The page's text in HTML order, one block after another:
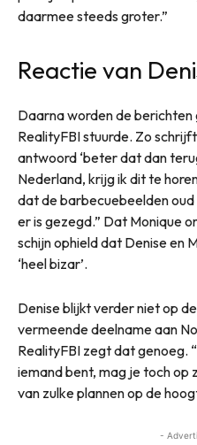
daarmee steeds groter.”
Reactie van
Daarna worden de
RealityFBI stuurde. Zo
antwoord ‘beter dat dan
Nederland, krijg ik dit te
dat de barbecuebeelden
er is gezegd.” Dat Monique
schijn ophield dat Denise en
‘heel bizar’.
Denise blijkt verder niet op
vermeende deelname aan
RealityFBI zegt dat genoeg.
iemand bent, mag je toch op
van zulke plannen op de
-